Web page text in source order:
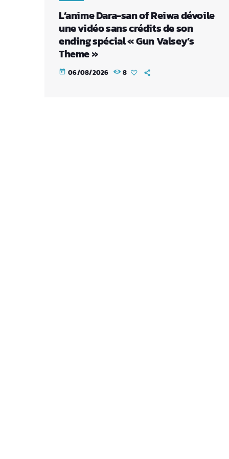
L’anime Dara-san of Reiwa dévoile
une vidéo sans crédits de son
ending spécial « Gun Valsey’s
Theme »
today 06/08/2026 8